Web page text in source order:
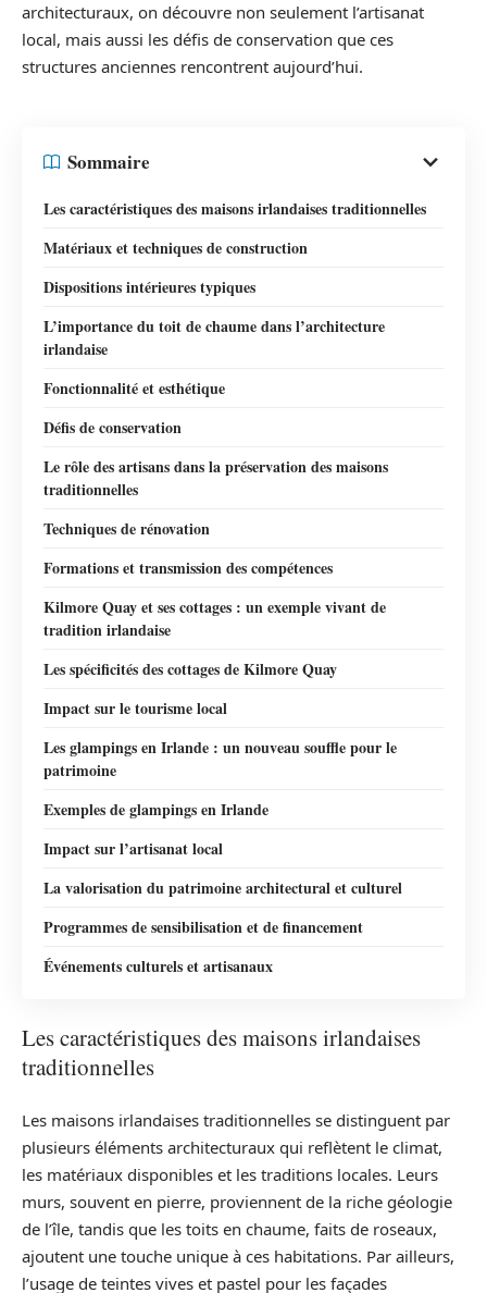
architecturaux, on découvre non seulement l’artisanat
local, mais aussi les défis de conservation que ces
structures anciennes rencontrent aujourd’hui.
Sommaire
Les caractéristiques des maisons irlandaises traditionnelles
Matériaux et techniques de construction
Dispositions intérieures typiques
L’importance du toit de chaume dans l’architecture
irlandaise
Fonctionnalité et esthétique
Défis de conservation
Le rôle des artisans dans la préservation des maisons
traditionnelles
Techniques de rénovation
Formations et transmission des compétences
Kilmore Quay et ses cottages : un exemple vivant de
tradition irlandaise
Les spécificités des cottages de Kilmore Quay
Impact sur le tourisme local
Les glampings en Irlande : un nouveau souffle pour le
patrimoine
Exemples de glampings en Irlande
Impact sur l’artisanat local
La valorisation du patrimoine architectural et culturel
Programmes de sensibilisation et de financement
Événements culturels et artisanaux
Les caractéristiques des maisons irlandaises
traditionnelles
Les maisons irlandaises traditionnelles se distinguent par
plusieurs éléments architecturaux qui reflètent le climat,
les matériaux disponibles et les traditions locales. Leurs
murs, souvent en pierre, proviennent de la riche géologie
de l’île, tandis que les toits en chaume, faits de roseaux,
ajoutent une touche unique à ces habitations. Par ailleurs,
l’usage de teintes vives et pastel pour les façades